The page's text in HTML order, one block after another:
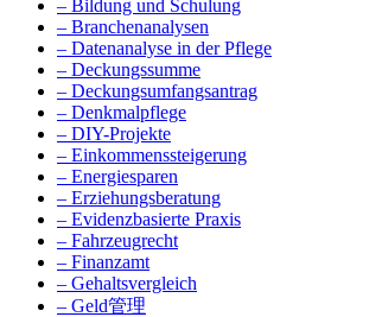
– Bildung und Schulung
– Branchenanalysen
– Datenanalyse in der Pflege
– Deckungssumme
– Deckungsumfangsantrag
– Denkmalpflege
– DIY-Projekte
– Einkommenssteigerung
– Energiesparen
– Erziehungsberatung
– Evidenzbasierte Praxis
– Fahrzeugrecht
– Finanzamt
– Gehaltsvergleich
– Geld管理